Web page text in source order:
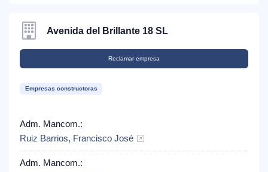
Avenida del Brillante 18 SL
Reclamar empresa
Empresas constructoras
Adm. Mancom.:
Ruiz Barrios, Francisco José
Adm. Mancom.: